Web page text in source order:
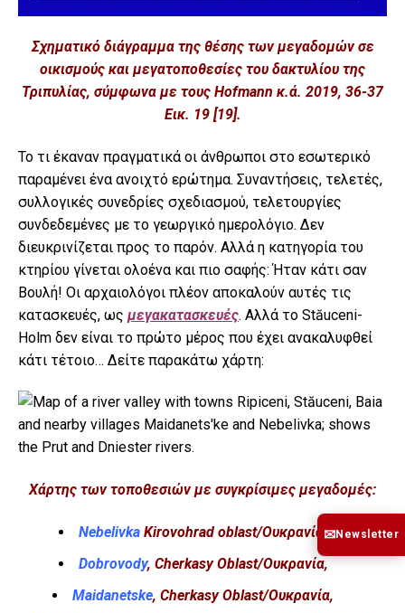
Σχηματικό διάγραμμα της θέσης των μεγαδομών σε
οικισμούς και μεγατοποθεσίες του δακτυλίου της
Τριπυλίας, σύμφωνα με τους Hofmann κ.ά. 2019, 36-37
Εικ. 19 [19].
Το τι έκαναν πραγματικά οι άνθρωποι στο εσωτερικό
παραμένει ένα ανοιχτό ερώτημα. Συναντήσεις, τελετές,
συλλογικές συνεδρίες σχεδιασμού, τελετουργίες
συνδεδεμένες με το γεωργικό ημερολόγιο. Δεν
διευκρινίζεται προς το παρόν. Αλλά η κατηγορία του
κτηρίου γίνεται ολοένα και πιο σαφής: Ήταν κάτι σαν
Βουλή! Οι αρχαιολόγοι πλέον αποκαλούν αυτές τις
κατασκευές, ως μεγακατασκευές. Αλλά το Stăuceni-
Holm δεν είναι το πρώτο μέρος που έχει ανακαλυφθεί
κάτι τέτοιο… Δείτε παρακάτω χάρτη:
Χάρτης των τοποθεσιών με συγκρίσιμες μεγαδομές:
Nebelivka Kirovohrad oblast/Ουκρανία,
Dobrovody, Cherkasy Oblast/Ουκρανία,
Maidanetske, Cherkasy Oblast/Ουκρανία,
✉Newsletter